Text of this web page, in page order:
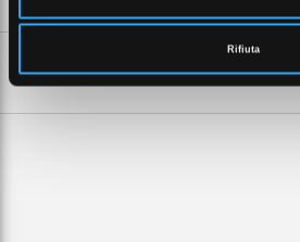
Rifiuta
SCHEDE TECNICHE